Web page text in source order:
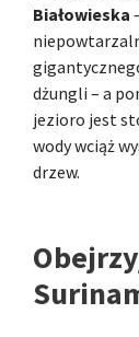
Białowieska
dżungli – a
jezioro jest
wody wciąż
drzew.